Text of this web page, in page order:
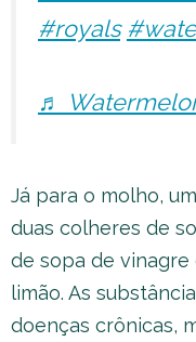
#royals
♬
Já para o molho,
duas colheres de
de sopa de vinagre
limão. As
doenças crônicas,